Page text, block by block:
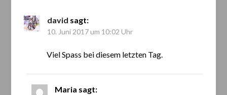
david sagt:
10. Juni 2017 um 10:02 Uhr
Viel Spass bei diesem letzten Tag.
Maria sagt: